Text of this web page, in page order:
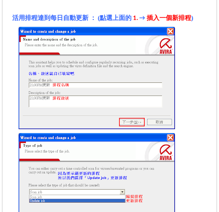
活用排程達到每日自動更新 ： (點選上面的 1.→插入一個新排程)